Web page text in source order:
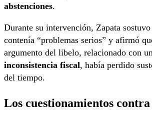
abstenciones.
Durante su intervención, Zapata
contenía “problemas serios” y afirmó
argumento del libelo, relacionado con
inconsistencia fiscal, había perdido
del tiempo.
Los cuestionamientos